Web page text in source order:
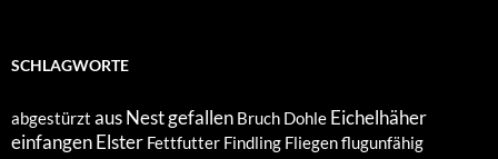
SCHLAGWORTE
abgestürzt aus Nest gefallen Bruch Dohle Eichelhäher
einfangenElster Fettfutter Findling Fliegenflugunfähig